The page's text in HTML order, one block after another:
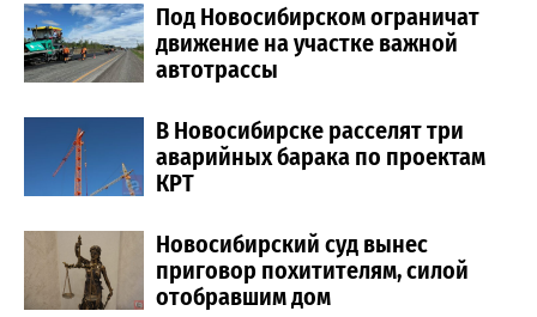
Под Новосибирском ограничат
движение на участке важной
автотрассы
В Новосибирске расселят три
аварийных барака по проектам
КРТ
Новосибирский суд вынес
приговор похитителям, силой
отобравшим дом